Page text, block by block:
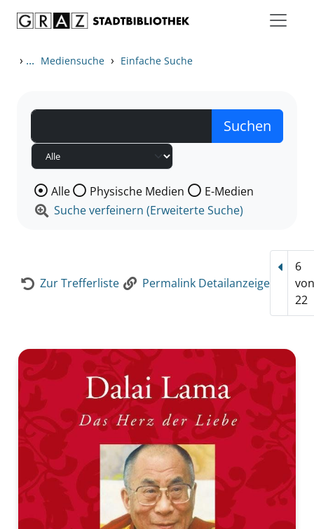
› ... Mediensuche › Einfache Suche
Wählen Sie die Medienart nach der Sie suchen wollen.
Alle Physische Medien
E-Medien
Suche verfeinern (Erweiterte Suche)
Zur Trefferliste Permalink Detailanzeige
6
22